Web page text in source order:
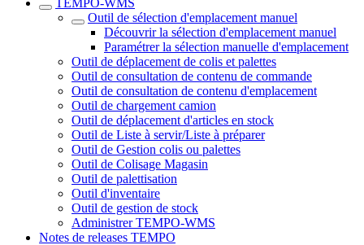
TEMPO-WMS
Outil de sélection d'emplacement manuel
Découvrir la sélection d'emplacement manuel
Paramétrer la sélection manuelle d'emplacement
Outil de déplacement de colis et palettes
Outil de consultation de contenu de commande
Outil de consultation de contenu d'emplacement
Outil de chargement camion
Outil de déplacement d'articles en stock
Outil de Liste à servir/Liste à préparer
Outil de Gestion colis ou palettes
Outil de Colisage Magasin
Outil de palettisation
Outil d'inventaire
Outil de gestion de stock
Administrer TEMPO-WMS
Notes de releases TEMPO